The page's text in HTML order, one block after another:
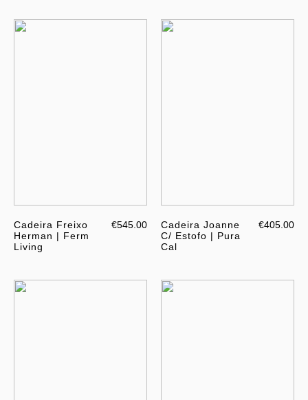
Cadeira Freixo
Herman | Ferm
Living
€545.00
Cadeira Joanne
C/ Estofo | Pura
Cal
€405.00